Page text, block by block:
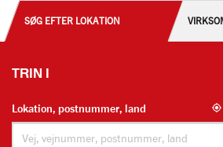
SØG EFTER LOKATION
TRIN 1
Lokation, postnummer, land